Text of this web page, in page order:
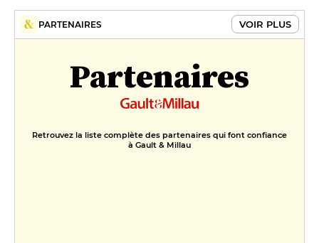
PARTENAIRES VOIR PLUS
Partenaires
Retrouvez la liste complète des partenaires qui font confiance
à Gault & Millau